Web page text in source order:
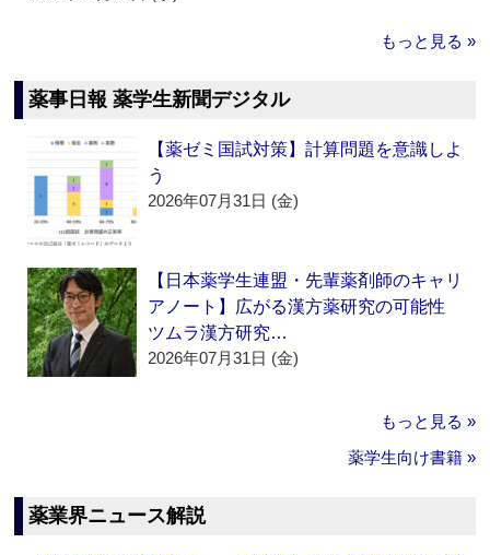
もっと見る »
薬事日報 薬学生新聞デジタル
【薬ゼミ国試対策】計算問題を意識しよ
う
2026年07月31日 (金)
【日本薬学生連盟・先輩薬剤師のキャリ
アノート】広がる漢方薬研究の可能性
ツムラ漢方研究…
2026年07月31日 (金)
もっと見る »
薬学生向け書籍 »
薬業界ニュース解説